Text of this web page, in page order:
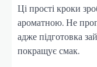
Ці прості кроки
ароматною. Не
адже підготовка
покращує смак.